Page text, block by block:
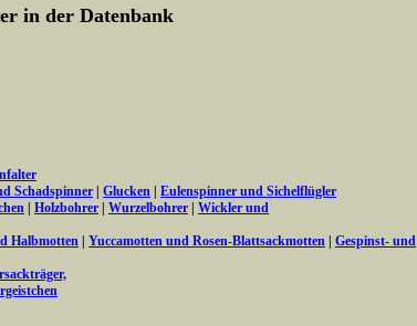
in der Datenbank
Schadspinner Glucken
Eulenspinner und Sichelflügler
Holzbohrer Wurzelbohrer
Wickler und
Halbmotten Yuccamotten und Rosen-Blattsackmotten
Gespinst- und